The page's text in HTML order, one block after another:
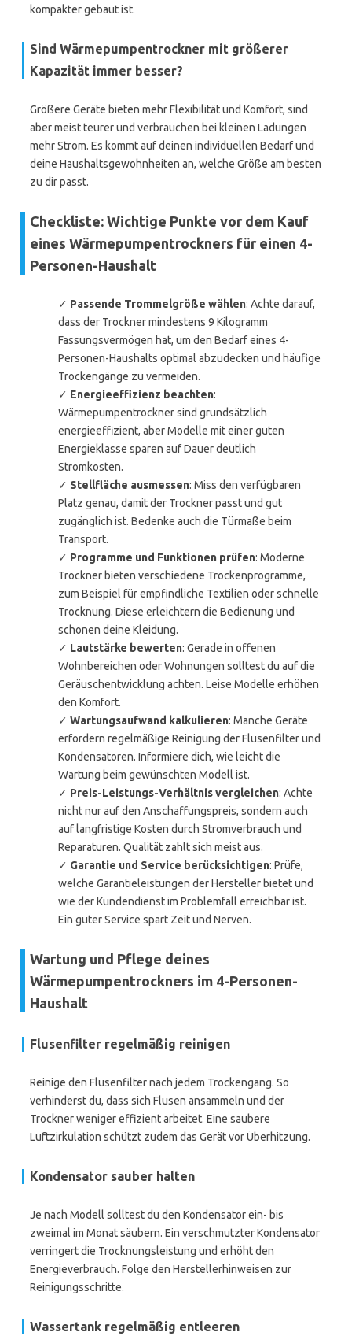
kompakter gebaut ist.
Sind Wärmepumpentrockner mit größerer
Kapazität immer besser?
Größere Geräte bieten mehr Flexibilität und Komfort, sind
aber meist teurer und verbrauchen bei kleinen Ladungen
mehr Strom. Es kommt auf deinen individuellen Bedarf und
deine Haushaltsgewohnheiten an, welche Größe am besten
zu dir passt.
Checkliste: Wichtige Punkte vor dem Kauf
eines Wärmepumpentrockners für einen 4-
Personen-Haushalt
✓ Passende Trommelgröße wählen: Achte darauf,
dass der Trockner mindestens 9 Kilogramm
Fassungsvermögen hat, um den Bedarf eines 4-
Personen-Haushalts optimal abzudecken und häufige
Trockengänge zu vermeiden.
✓ Energieeffizienz beachten:
Wärmepumpentrockner sind grundsätzlich
energieeffizient, aber Modelle mit einer guten
Energieklasse sparen auf Dauer deutlich
Stromkosten.
✓ Stellfläche ausmessen: Miss den verfügbaren
Platz genau, damit der Trockner passt und gut
zugänglich ist. Bedenke auch die Türmaße beim
Transport.
✓ Programme und Funktionen prüfen: Moderne
Trockner bieten verschiedene Trockenprogramme,
zum Beispiel für empfindliche Textilien oder schnelle
Trocknung. Diese erleichtern die Bedienung und
schonen deine Kleidung.
✓ Lautstärke bewerten: Gerade in offenen
Wohnbereichen oder Wohnungen solltest du auf die
Geräuschentwicklung achten. Leise Modelle erhöhen
den Komfort.
✓ Wartungsaufwand kalkulieren: Manche Geräte
erfordern regelmäßige Reinigung der Flusenfilter und
Kondensatoren. Informiere dich, wie leicht die
Wartung beim gewünschten Modell ist.
✓ Preis-Leistungs-Verhältnis vergleichen: Achte
nicht nur auf den Anschaffungspreis, sondern auch
auf langfristige Kosten durch Stromverbrauch und
Reparaturen. Qualität zahlt sich meist aus.
✓ Garantie und Service berücksichtigen: Prüfe,
welche Garantieleistungen der Hersteller bietet und
wie der Kundendienst im Problemfall erreichbar ist.
Ein guter Service spart Zeit und Nerven.
Wartung und Pflege deines
Wärmepumpentrockners im 4-Personen-
Haushalt
Flusenfilter regelmäßig reinigen
Reinige den Flusenfilter nach jedem Trockengang. So
verhinderst du, dass sich Flusen ansammeln und der
Trockner weniger effizient arbeitet. Eine saubere
Luftzirkulation schützt zudem das Gerät vor Überhitzung.
Kondensator sauber halten
Je nach Modell solltest du den Kondensator ein- bis
zweimal im Monat säubern. Ein verschmutzter Kondensator
verringert die Trocknungsleistung und erhöht den
Energieverbrauch. Folge den Herstellerhinweisen zur
Reinigungsschritte.
Wassertank regelmäßig entleeren